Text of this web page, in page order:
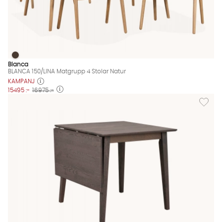
BLANCA 150/LINA Matgrupp 4 Stolar Natur Finns även i dessa
BLANCA 150/LINA Matgrupp 4 Stolar Natur
Blanca
BLANCA 150/LINA Matgrupp 4 Stolar Natur
KAMPANJ
15495 :- 16975 :-
Lägg